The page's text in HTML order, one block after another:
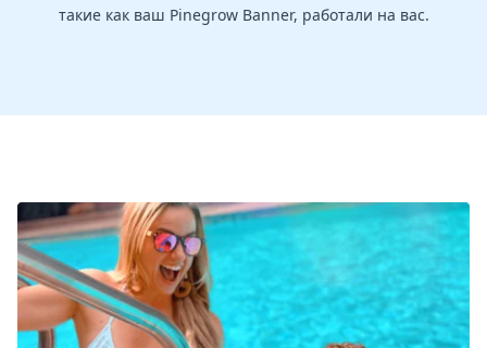
такие как ваш Pinegrow Banner, работали на вас.